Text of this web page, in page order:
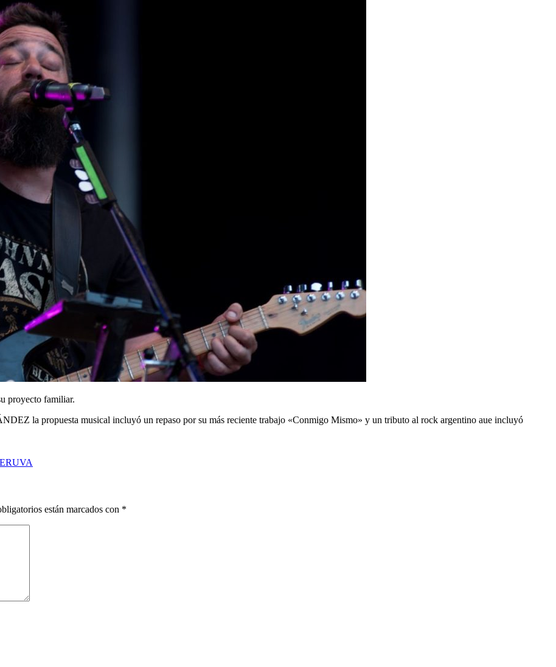
proyecto familiar.
la propuesta musical incluyó un repaso por su más reciente trabajo «Conmigo Mismo» y un tributo al rock argentino aue incluyó
están marcados con *